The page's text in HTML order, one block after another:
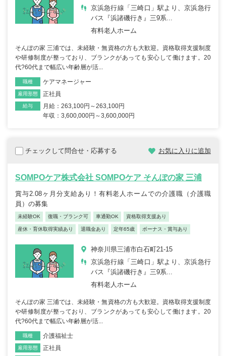
京浜急行線「三崎口」駅より、京浜急行
バス『浜諸磯行き』三9系...
有料老人ホーム
そんぽの家 三浦では、未経験・無資格の方も大歓迎。資格取得支援制度
や研修制度が整っており、ブランクがあっても安心して働けます。20
代?60代まで幅広い年齢層が活...
職種 ケアマネージャー
雇用形態 正社員
給与
月給：263,100円～263,100円
年収：3,600,000円～3,600,000円
チェックして問合せ・応募する お気に入りに追加
SOMPOケア株式会社 SOMPOケア そんぽの家 三浦
賞与2.08ヶ月分支給あり！有料老人ホームでの介護職（介護職
員）の募集
未経験OK 復職・ブランク可 車通勤OK 資格取得支援あり
産休・育休取得実績あり 退職金あり 定年65歳 ボーナス・賞与あり
神奈川県三浦市白石町21-15
京浜急行線「三崎口」駅より、京浜急行
バス『浜諸磯行き』三9系...
有料老人ホーム
そんぽの家 三浦では、未経験・無資格の方も大歓迎。資格取得支援制度
や研修制度が整っており、ブランクがあっても安心して働けます。20
代?60代まで幅広い年齢層が活...
職種 介護福祉士
雇用形態 正社員